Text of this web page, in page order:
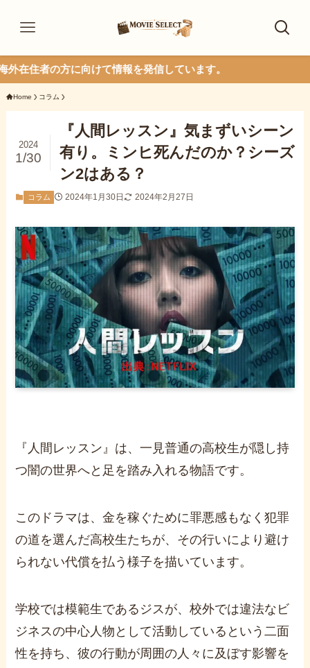
向けて情報を発信しています。
Home コラム
『人間レッスン』気まずいシーン
有り。ミンヒ死んだのか？シーズ
ン2はある？
2024
1/30
コラム 2024年1月30日 2024年2月27日
『人間レッスン』は、一見普通の高校生が隠し持
つ闇の世界へと足を踏み入れる物語です。
このドラマは、金を稼ぐために罪悪感もなく犯罪
の道を選んだ高校生たちが、その行いにより避け
られない代償を払う様子を描いています。
学校では模範生であるジスが、校外では違法なビ
ジネスの中心人物として活動しているという二面
性を持ち、彼の行動が周囲の人々に及ぼす影響を